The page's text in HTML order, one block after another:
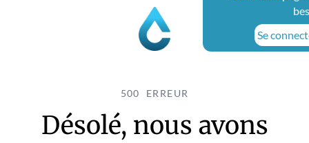
Se
500 ERREUR
Désolé, nous avons